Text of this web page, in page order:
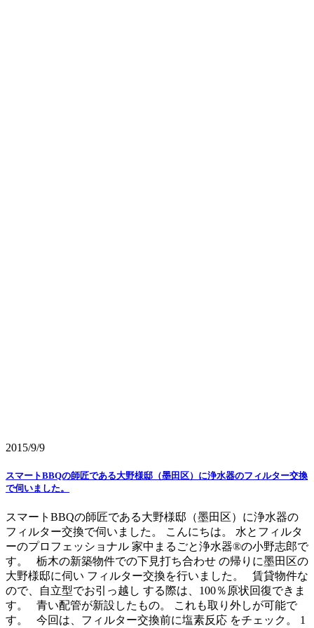
2015/9/9
スマートBBQの師匠である大野様邸（墨田区）に浄水器のフィルター交換
で伺いました。
スマートBBQの師匠である大野様邸（墨田区）に浄水器の
フィルター交換で伺いました。 こんにちは。 水とフィルタ
ーのプロフェッショナル 家中まるごと浄水器®の小野志郎で
す。 栃木の新築物件での下見打ち合わせ の帰りに墨田区の
大野様邸に伺い フィルター交換を行いました。 賃貸物件な
ので、自立型でお引っ越し する際は、100％原状回復できま
す。 青い配管が新設したもの。 これも取り外しが可能で
す。 今回は、フィルター交換前に塩素反応 をチェック。 1